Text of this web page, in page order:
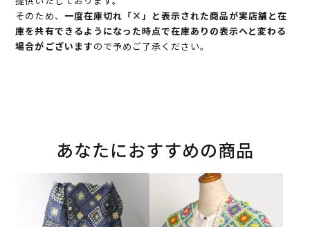
そのため、 一度在庫切れ「×」と表示された商品が実店舗と在
庫を共有できるようになった時点で在庫ありの表示へと変わる
場合がございますので予めご了承ください。
あなたにおすすめの商品